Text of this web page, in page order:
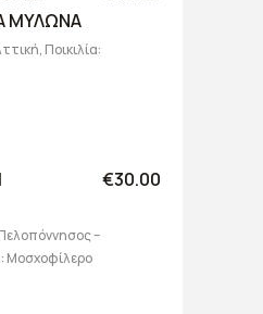
ΜΥΛΩΝΑ
Ποικιλία:
€30.00
–
Μοσχοφίλερο